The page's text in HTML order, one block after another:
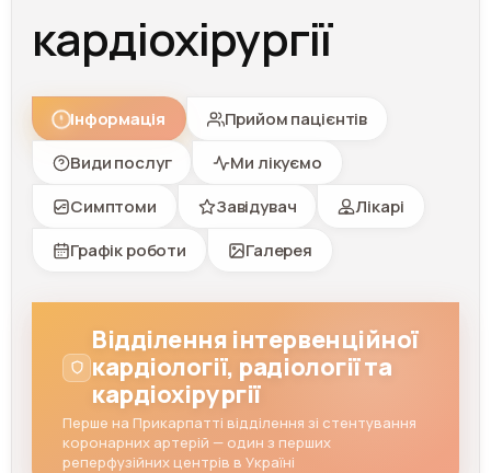
кардіохірургії
Інформація
Прийом пацієнтів
Види послуг
Ми лікуємо
Симптоми
Завідувач
Лікарі
Графік роботи
Галерея
Відділення інтервенційної
кардіології, радіології та
кардіохірургії
Перше на Прикарпатті відділення зі стентування
коронарних артерій — один з перших
реперфузійних центрів в Україні